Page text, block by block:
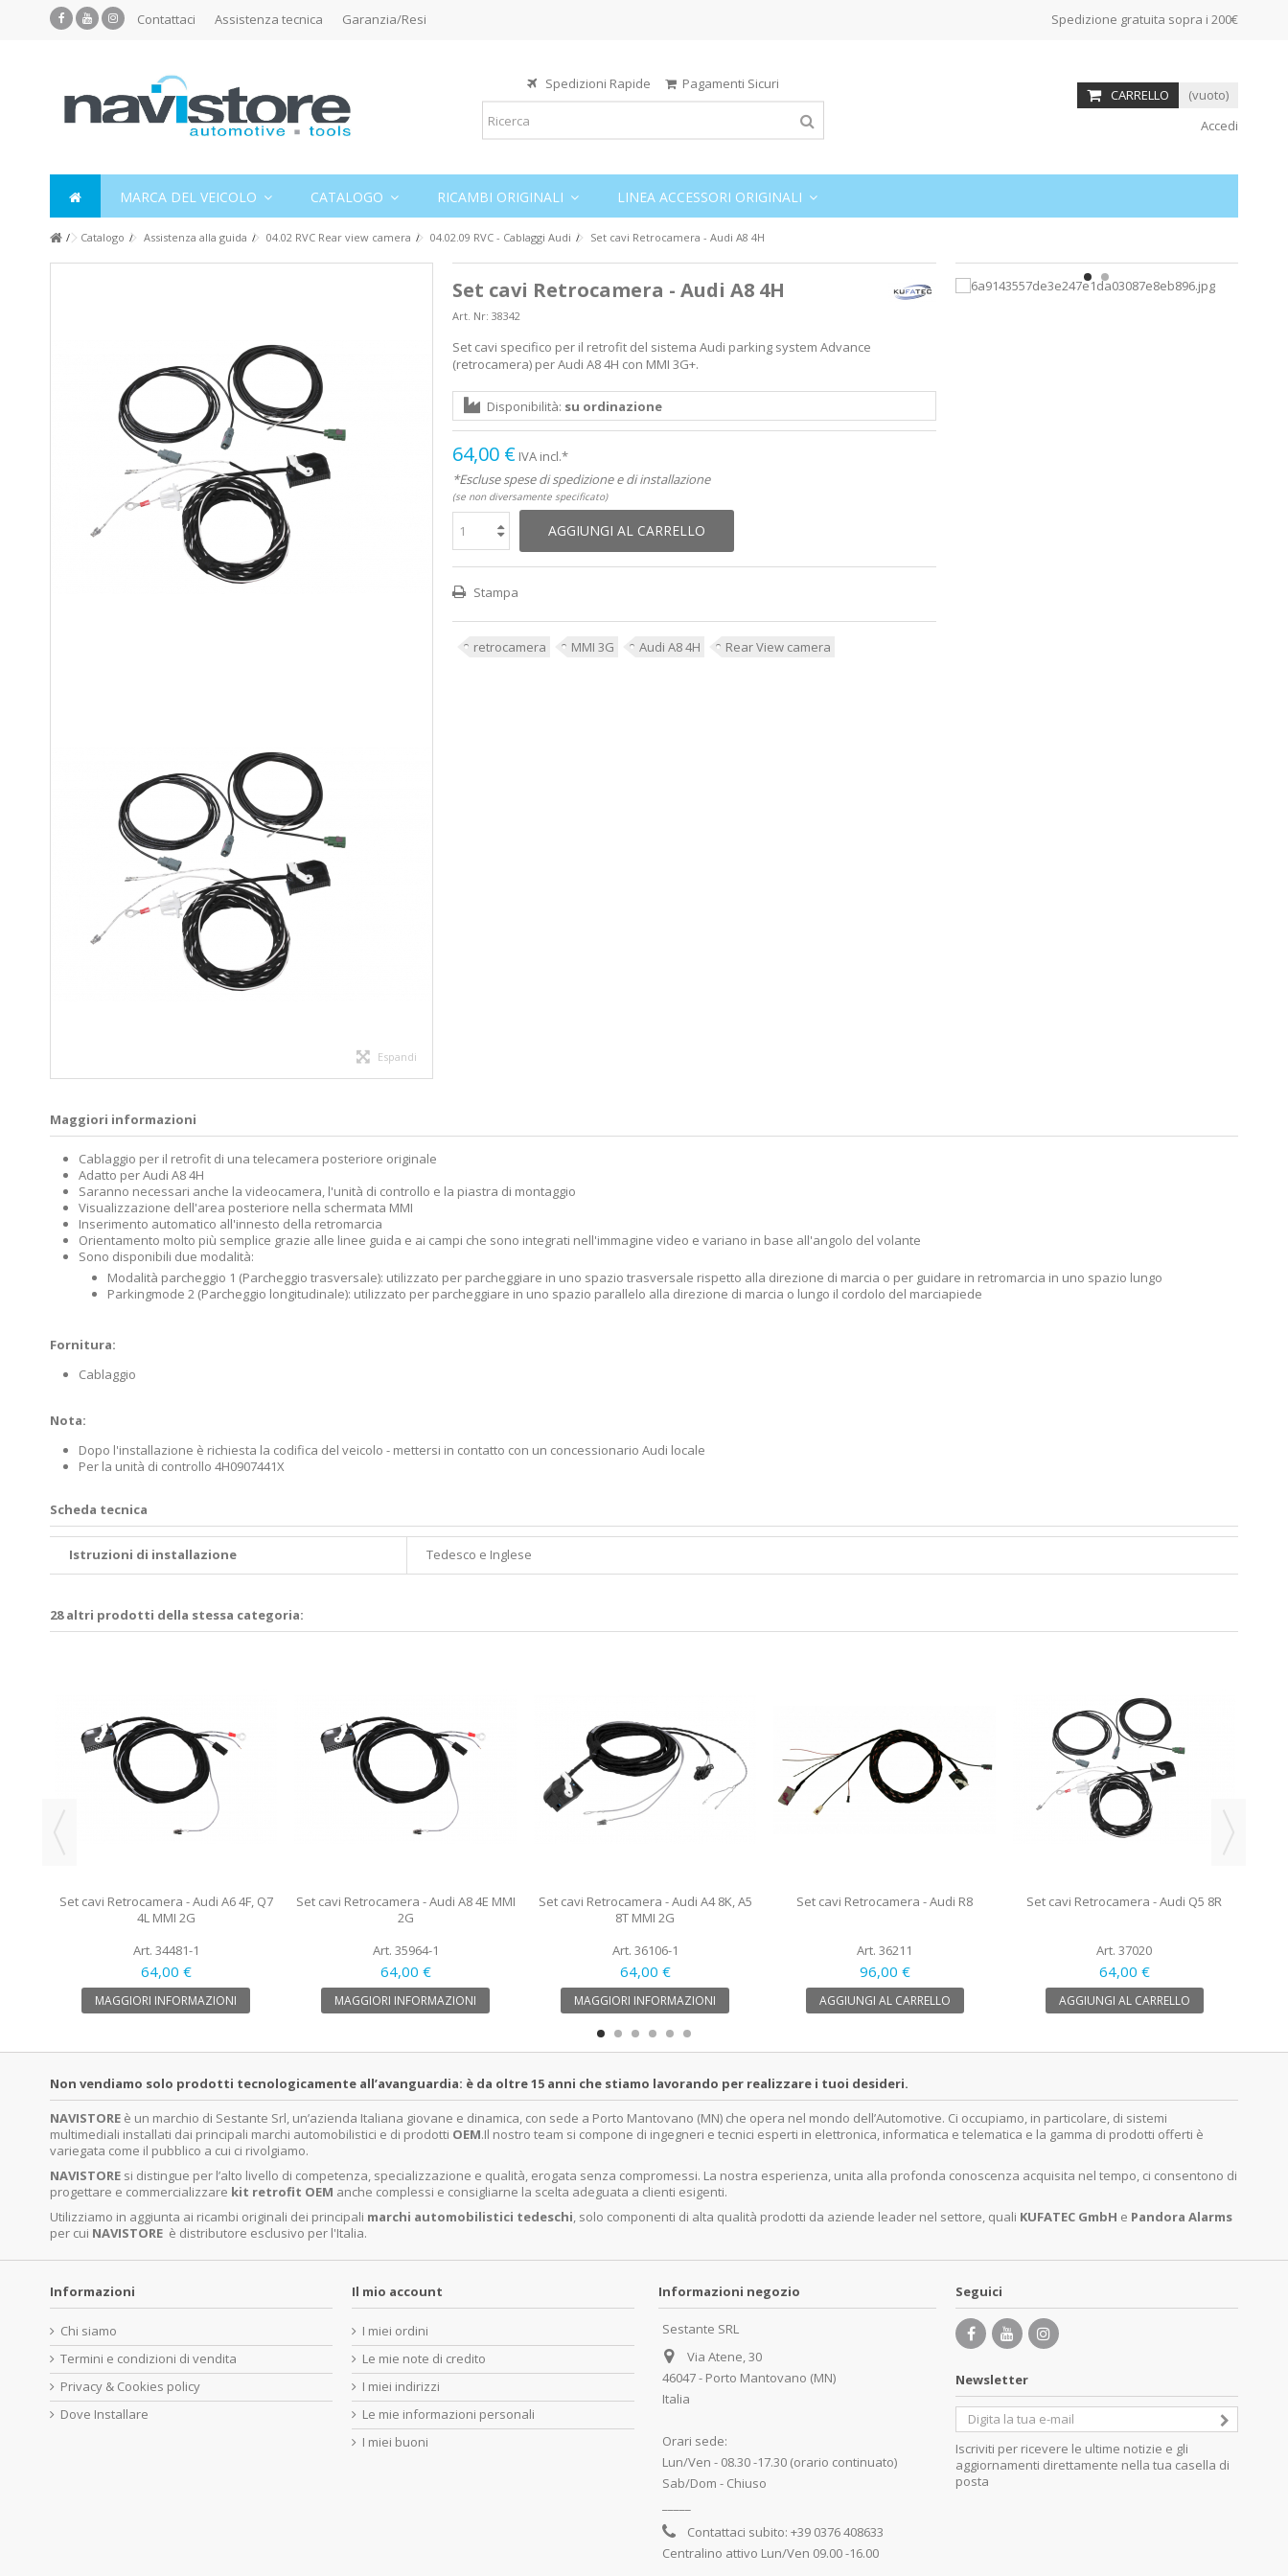
Contattaci Assistenza tecnica Garanzia/Resi Spedizione gratuita sopra i 200€
Spedizioni Rapide Pagamenti Sicuri
CARRELLO
(vuoto)
Accedi
MARCA DEL VEICOLO CATALOGO RICAMBI ORIGINALI LINEA ACCESSORI ORIGINALI
Catalogo Assistenza alla guida 04.02 RVC Rear view camera 04.02.09 RVC - Cablaggi Audi Set cavi Retrocamera - Audi A8 4H
Espandi
Set cavi Retrocamera - Audi A8 4H
Art. Nr: 38342
Set cavi specifico per il retrofit del sistema Audi parking system Advance
(retrocamera) per Audi A8 4H con MMI 3G+.
Disponibilità: su ordinazione
64,00 € IVA incl.*
*Escluse spese di spedizione e di installazione
(se non diversamente specificato)
AGGIUNGI AL CARRELLO
Stampa
retrocamera MMI 3G Audi A8 4H Rear View camera
Maggiori informazioni
Cablaggio per il retrofit di una telecamera posteriore originale
Adatto per Audi A8 4H
Saranno necessari anche la videocamera, l'unità di controllo e la piastra di montaggio
Visualizzazione dell'area posteriore nella schermata MMI
Inserimento automatico all'innesto della retromarcia
Orientamento molto più semplice grazie alle linee guida e ai campi che sono integrati nell'immagine video e variano in base all'angolo del volante
Sono disponibili due modalità:
Modalità parcheggio 1 (Parcheggio trasversale): utilizzato per parcheggiare in uno spazio trasversale rispetto alla direzione di marcia o per guidare in retromarcia in uno spazio lungo
Parkingmode 2 (Parcheggio longitudinale): utilizzato per parcheggiare in uno spazio parallelo alla direzione di marcia o lungo il cordolo del marciapiede
Fornitura:
Cablaggio
Nota:
Dopo l'installazione è richiesta la codifica del veicolo - mettersi in contatto con un concessionario Audi locale
Per la unità di controllo 4H0907441X
Scheda tecnica
Istruzioni di installazione Tedesco e Inglese
28 altri prodotti della stessa categoria:
Set cavi Retrocamera - Audi A6 4F, Q7
4L MMI 2G
Art. 34481-1
64,00 €
MAGGIORI INFORMAZIONI
Set cavi Retrocamera - Audi A8 4E MMI
2G
Art. 35964-1
64,00 €
MAGGIORI INFORMAZIONI
Set cavi Retrocamera - Audi A4 8K, A5
8T MMI 2G
Art. 36106-1
64,00 €
MAGGIORI INFORMAZIONI
Set cavi Retrocamera - Audi R8
Art. 36211
96,00 €
AGGIUNGI AL CARRELLO
Set cavi Retrocamera - Audi Q5 8R
Art. 37020
64,00 €
AGGIUNGI AL CARRELLO
Non vendiamo solo prodotti tecnologicamente all’avanguardia: è da oltre 15 anni che stiamo lavorando per realizzare i tuoi desideri.
NAVISTORE è un marchio di Sestante Srl, un’azienda Italiana giovane e dinamica, con sede a Porto Mantovano (MN) che opera nel mondo dell’Automotive. Ci occupiamo, in particolare, di sistemi
multimediali installati dai principali marchi automobilistici e di prodotti OEM.Il nostro team si compone di ingegneri e tecnici esperti in elettronica, informatica e telematica e la gamma di prodotti offerti è
variegata come il pubblico a cui ci rivolgiamo.
NAVISTORE si distingue per l’alto livello di competenza, specializzazione e qualità, erogata senza compromessi. La nostra esperienza, unita alla profonda conoscenza acquisita nel tempo, ci consentono di
progettare e commercializzare kit retrofit OEM anche complessi e consigliarne la scelta adeguata a clienti esigenti.
Utilizziamo in aggiunta ai ricambi originali dei principali marchi automobilistici tedeschi, solo componenti di alta qualità prodotti da aziende leader nel settore, quali KUFATEC GmbH e Pandora Alarms
per cui NAVISTORE è distributore esclusivo per l'Italia.
Informazioni
Chi siamo
Termini e condizioni di vendita
Privacy & Cookies policy
Dove Installare
Il mio account
I miei ordini
Le mie note di credito
I miei indirizzi
Le mie informazioni personali
I miei buoni
Informazioni negozio
Sestante SRL
Via Atene, 30
46047 - Porto Mantovano (MN)
Italia
Orari sede:
Lun/Ven - 08.30 -17.30 (orario continuato)
Sab/Dom - Chiuso
Contattaci subito: +39 0376 408633
Centralino attivo Lun/Ven 09.00 -16.00
Seguici
Newsletter
Iscriviti per ricevere le ultime notizie e gli
aggiornamenti direttamente nella tua casella di
posta